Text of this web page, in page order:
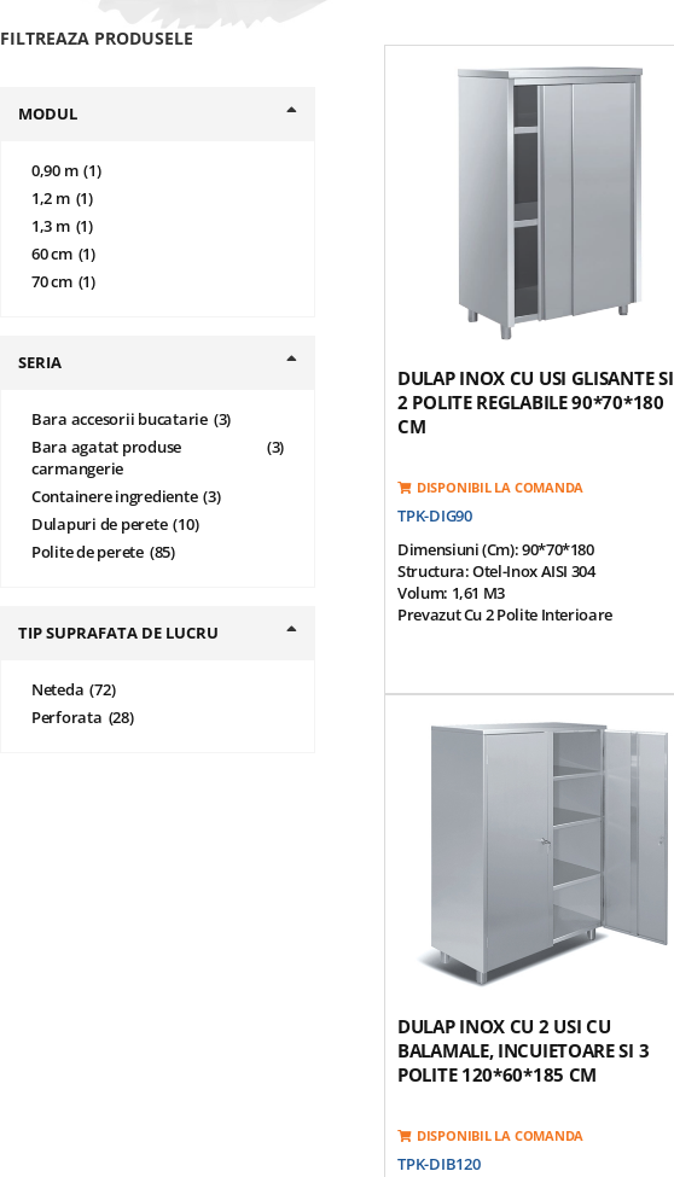
DULAP INOX CU USI GLISANTE SI
2 POLITE REGLABILE 90*70*180
CM
DISPONIBIL LA COMANDA
TPK-DIG90
Dimensiuni (cm): 90*70*180
Structura: Otel-Inox AISI 304
Volum: 1,61 M3
Prevazut Cu 2 Polite Interioare
Dulap Depozitare, Tip Vestiar, Pentru
Vesela, Accesorii Etc, Din Bucatariile
DULAP INOX CU 2 USI CU
BALAMALE, INCUIETOARE SI 3
POLITE 120*60*185 CM
DISPONIBIL LA COMANDA
TPK-DIB120
FILTREAZA PRODUSELE
MODUL
0,90 m 1
produs
1,2 m 1
produs
1,3 m 1
produs
60 cm 1
produs
70 cm 1
produs
SERIA
Bara accesorii bucatarie 3
produse
Bara agatat produse
carmangerie
3
produse
Containere ingrediente 3
produse
Dulapuri de perete 10
produse
Polite de perete 85
produse
TIP SUPRAFATA DE LUCRU
Neteda 72
produse
Perforata 28
produse